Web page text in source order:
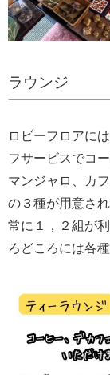
ラウンジ
ロビーフロアに
フサービスでコ
マンジャロ、カ
の３種が用意さ
常に１，２組が
ろどころには各